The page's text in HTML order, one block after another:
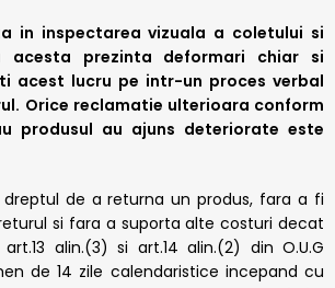
in inspectarea vizuala a coletului si
acesta prezinta deformari chiar si
acest lucru pe intr-un proces verbal
Orice reclamatie ulterioara conform
produsul au ajuns deteriorate este
de a returna un produs, fara a fi
si fara a suporta alte costuri decat
alin.(3) si art.14 alin.(2) din O.U.G
de 14 zile calendaristice incepand cu